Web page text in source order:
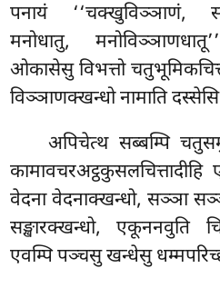
पनायं ‘‘चक्खुविञ्ञाणं,
मनोधातु,
ओकासेसु विभत्तो
विञ्ञाणक्खन्धो नामाति
अपिचेत्थ सब्बम्पि
वेदना वेदनाक्खन्धो, सञ्ञा
सङ्खारक्खन्धो, एकूननवुति
एवम्पि पञ्चसु खन्धेसु